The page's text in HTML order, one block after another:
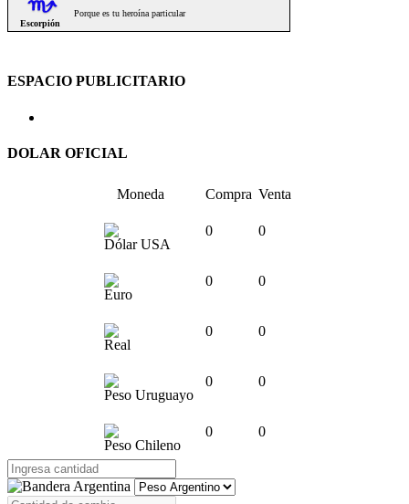
ESPACIO PUBLICITARIO
DOLAR OFICIAL
Moneda Compra Venta
Dólar USA
0 0
Euro
0 0
Real
0 0
Peso Uruguayo
0 0
Peso Chileno
0 0